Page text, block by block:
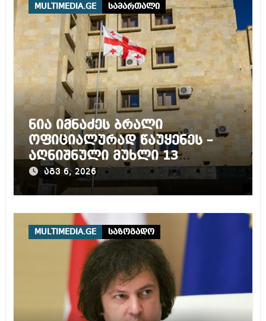
MULTIMEDIA.GE სამართალი
ნია იმნაძეს ბრალი
ოფიციალურად წაუყენეს –
აღნიშნული მუხლი 13
წლამდე პატიმრობას
ითვალისწინებს
აგვ 6, 2026
MULTIMEDIA.GE საზოგადო